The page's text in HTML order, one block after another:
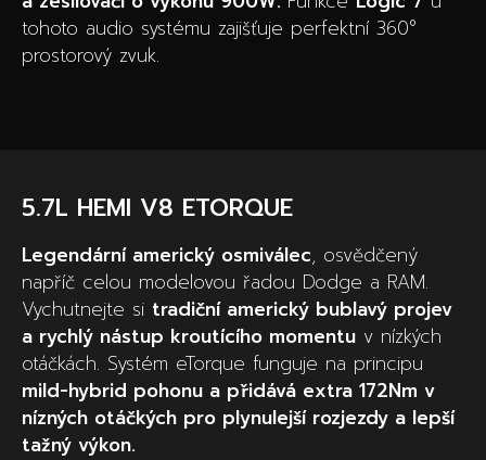
tohoto audio systému zajišťuje perfektní 360°
prostorový zvuk.
5.7L HEMI V8 ETORQUE
Legendární americký osmiválec, osvědčený
napříč celou modelovou řadou Dodge a RAM.
Vychutnejte si tradiční americký bublavý projev
a rychlý nástup kroutícího momentu v nízkých
otáčkách. Systém eTorque funguje na principu
mild-hybrid pohonu a přidává extra 172Nm v
nízných otáčkých pro plynulejší rozjezdy a lepší
tažný výkon.